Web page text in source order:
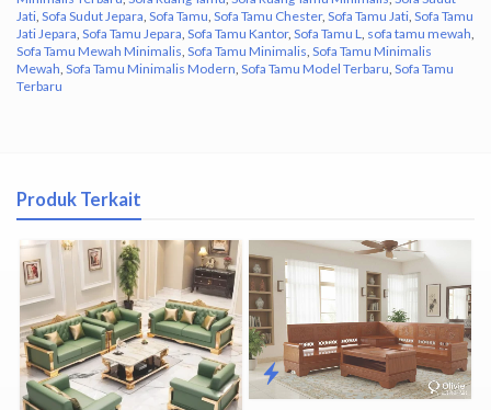
Jati, Sofa Sudut Jepara, Sofa Tamu, Sofa Tamu Chester, Sofa Tamu Jati, Sofa Tamu
Jati Jepara, Sofa Tamu Jepara, Sofa Tamu Kantor, Sofa Tamu L, sofa tamu mewah,
Sofa Tamu Mewah Minimalis, Sofa Tamu Minimalis, Sofa Tamu Minimalis
Mewah, Sofa Tamu Minimalis Modern, Sofa Tamu Model Terbaru, Sofa Tamu
Terbaru
Produk Terkait